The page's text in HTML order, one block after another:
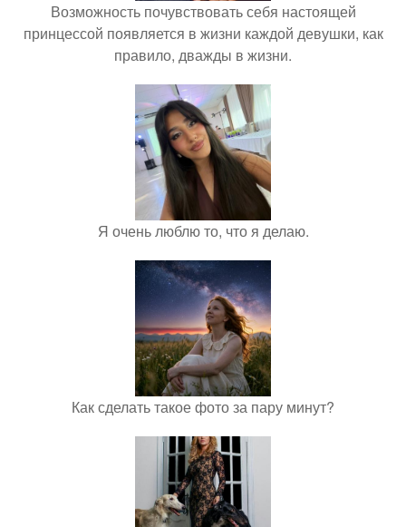
Возможность почувствовать себя настоящей
принцессой появляется в жизни каждой девушки, как
правило, дважды в жизни.
Я очень люблю то, что я делаю.
Как сделать такое фото за пару минут?